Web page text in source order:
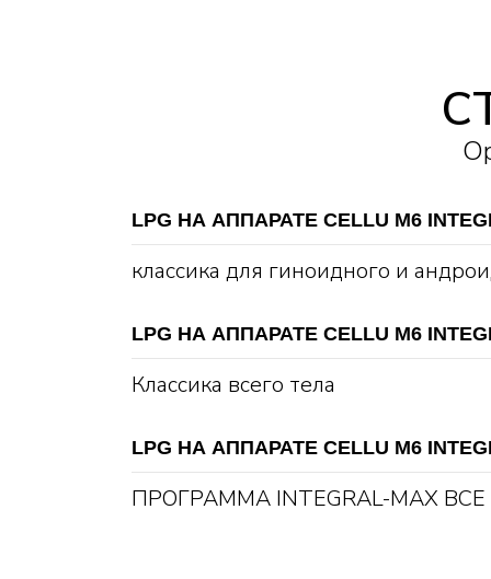
LPG НА АППАРАТЕ CELLU M6
классика для гиноидного и
LPG НА АППАРАТЕ CELLU M6
Классика всего тела
LPG НА АППАРАТЕ CELLU M6
ПРОГРАММА INTEGRAL-MAX